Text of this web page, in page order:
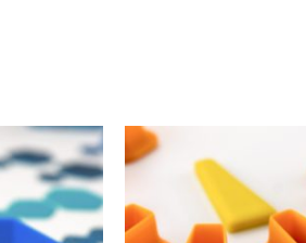
Este
producto
tiene
múltiples